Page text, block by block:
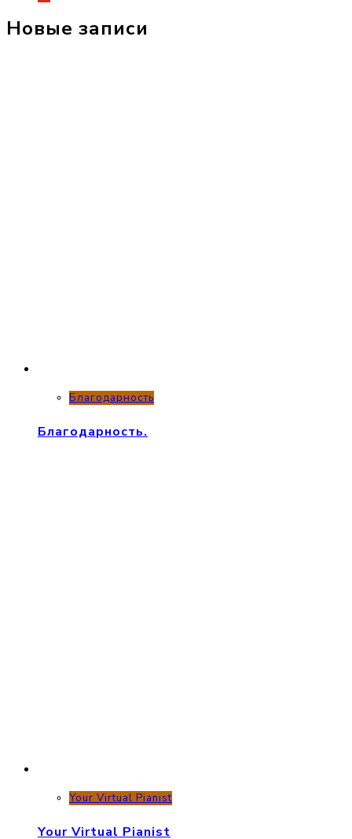
Новые записи
Благодарность
Благодарность.
Your Virtual Pianist
Your Virtual Pianist